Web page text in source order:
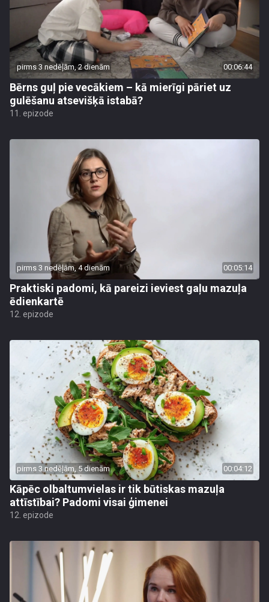
pirms 3 nedēļām, 2 dienām 00:06:44
Bērns guļ pie vecākiem – kā mierīgi pāriet uz
gulēšanu atsevišķā istabā?
11. epizode
pirms 3 nedēļām, 4 dienām 00:05:14
Praktiski padomi, kā pareizi ieviest gaļu mazuļa
ēdienkartē
12. epizode
pirms 3 nedēļām, 5 dienām 00:04:12
Kāpēc olbaltumvielas ir tik būtiskas mazuļa
attīstībai? Padomi visai ģimenei
12. epizode